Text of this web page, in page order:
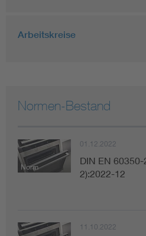
Arbeitskreise
Normen-Bestand
Norm
01.12.2022
DIN EN
2):2022-12
11.10.2022